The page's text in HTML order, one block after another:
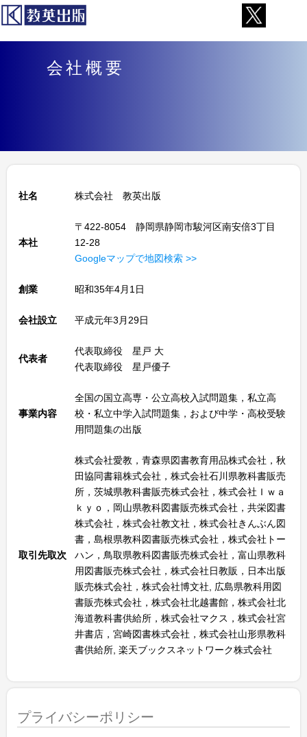
中学入試問題集
高校入試問題集
会社概要
社名 株式会社 教英出版
本社
〒422-8054 静岡県静岡市駿河区南安倍3丁目
12-28
Googleマップで地図検索 >>
創業 昭和35年4月1日
会社設立 平成元年3月29日
代表者
代表取締役 星戸 大
代表取締役 星戸優子
事業内容
全国の国立高専・公立高校入試問題集，私立高
校・私立中学入試問題集，および中学・高校受験
用問題集の出版
取引先取次
株式会社愛教，青森県図書教育用品株式会社，秋
田協同書籍株式会社，株式会社石川県教科書販売
所，茨城県教科書販売株式会社，株式会社Ｉｗａ
ｋｙｏ，岡山県教科図書販売株式会社，共栄図書
株式会社，株式会社教文社，株式会社きんぶん図
書，島根県教科図書販売株式会社，株式会社トー
ハン，鳥取県教科図書販売株式会社，富山県教科
用図書販売株式会社，株式会社日教販，日本出版
販売株式会社，株式会社博文社, 広島県教科用図
書販売株式会社，株式会社北越書館，株式会社北
海道教科書供給所，株式会社マクス，株式会社宮
井書店，宮崎図書株式会社，株式会社山形県教科
書供給所, 楽天ブックスネットワーク株式会社
プライバシーポリシー